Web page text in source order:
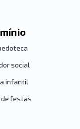
social
infantil
de festas